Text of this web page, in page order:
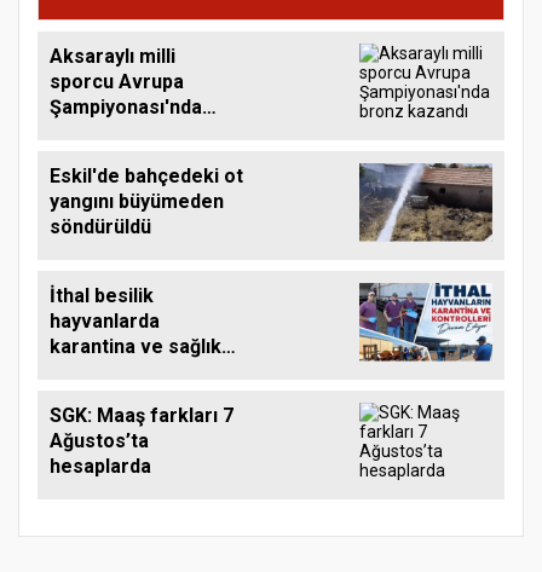
Aksaraylı milli
sporcu Avrupa
Şampiyonası'nda
Eskil'de bahçedeki ot
yangını büyümeden
söndürüldü
İthal besilik
hayvanlarda
karantina ve sağlık
SGK: Maaş farkları 7
Ağustos’ta
hesaplarda